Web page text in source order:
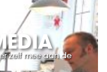
zelf mee aan de